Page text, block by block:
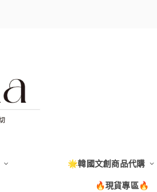
🌟韓國文創商品代購
🔥現貨專區🔥